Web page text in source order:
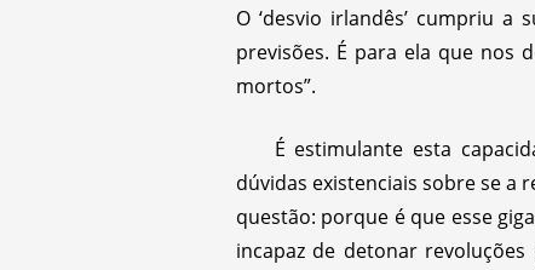
O ‘desvio irlandês’ cumpriu
previsões. É para ela que nos
mortos”.
É estimulante esta
dúvidas existenciais sobre se a
questão: porque é que esse
incapaz de detonar